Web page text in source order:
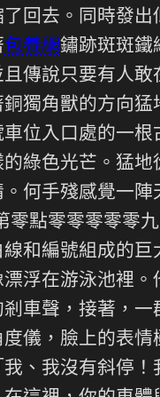
回去。同時發出
包養網鏽跡斑斑鐵
傳說只要有人敢
獨角獸的方向猛
位入口處的一根
綠色光芒。猛地
何手殘感覺一陣
零點零零零零零
和編號組成的巨
浮在游泳池裡。
車聲，接著，一
儀，臉上的表情
、我沒有斜停！